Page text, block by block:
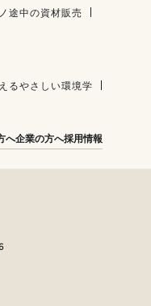
途中の資材販売
るやさしい環境学
へ企業の方へ採用情報